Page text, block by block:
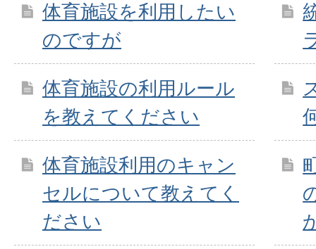
体育施設を利用したい
のですが
体育施設の利用ルール
を教えてください
体育施設利用のキャン
セルについて教えてく
ださい